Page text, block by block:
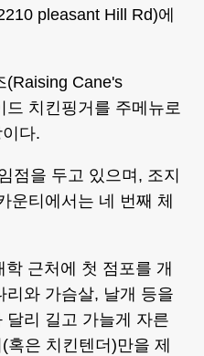
pleasant Hill Rd)에
(Raising Cane's
드 치킨핑거를 주메뉴로
다.
점을 두고 있으며, 조지
운티에서는 네 번째 체
근처에 첫 점포를 개
리와 가슴살, 날개 등을
달리 길고 가늘게 자른
은 치킨텐더)만을 제